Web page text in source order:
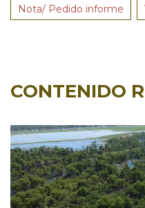
Nota/ Pedido informe
CONTENIDO